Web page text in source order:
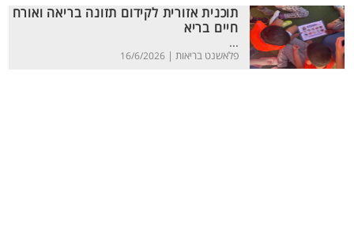
תוכנית אזורית לקידום תזונה בריאה ואורח
חיים בריא
...
פלאשנט בריאות | 16/6/2026